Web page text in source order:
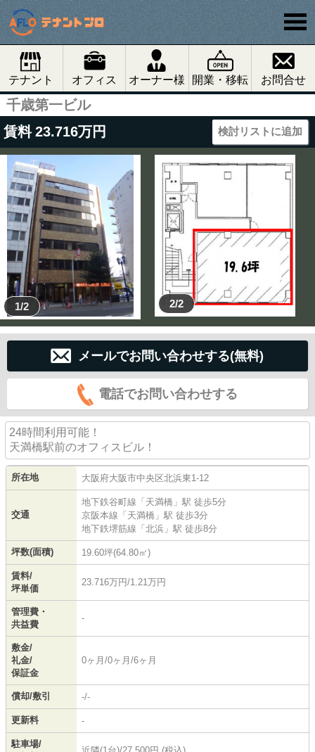
テナント オフィス オーナー様 開業・移転 お問合せ
千歳第一ビル
賃料 23.716万円 検討リストに追加
1/2 2/2
メールでお問い合わせする(無料)
電話でお問い合わせする
24時間利用可能！
天満橋駅前のオフィスビル！
所在地 大阪府大阪市中央区北浜東1-12
交通
地下鉄谷町線 「天満橋 」駅 徒歩5分
京阪本線 「天満橋 」駅 徒歩3分
地下鉄堺筋線 「北浜 」駅 徒歩8分
坪数(面積) 19.60坪(64.80㎡)
賃料/
坪単価
23.716万円/1.21万円
管理費・
共益費
-
敷金/
礼金/
保証金
0ヶ月/0ヶ月/6ヶ月
償却/敷引 -/-
更新料 -
駐車場/
近隣(1台)/27,500円 (税込)